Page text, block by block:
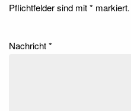
Pflichtfelder sind mit* markiert.
Nachricht*